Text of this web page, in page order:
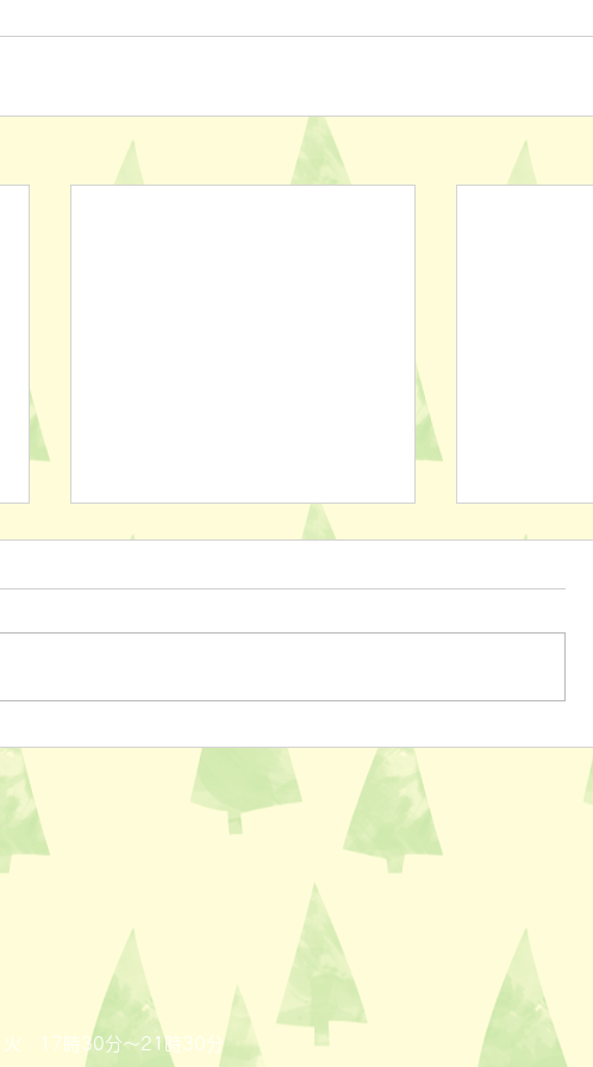
おっぽの
ALL￥
火 17時30分～21時30分